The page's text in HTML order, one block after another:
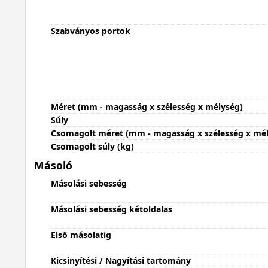
Szabványos portok
Méret (mm - magasság x szélesség x mélység)
Súly
Csomagolt méret (mm - magasság x szélesség x
Csomagolt súly (kg)
Másoló
Másolási sebesség
Másolási sebesség kétoldalas
Első másolatig
Kicsinyítési / Nagyítási tartomány